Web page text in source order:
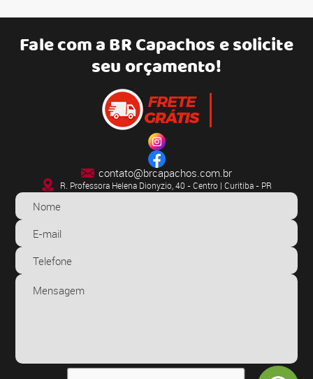
Fale com aBR Capachose solicite
seu orçamento!
contato@brcapachos.com.br
R. Professora Helena Dionyzio, 40 - Centro | Curitiba - PR